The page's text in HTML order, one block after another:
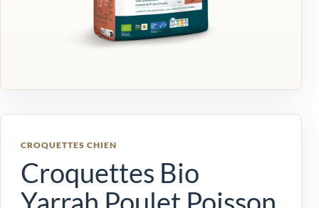
CROQUETTES CHIEN
Croquettes Bio